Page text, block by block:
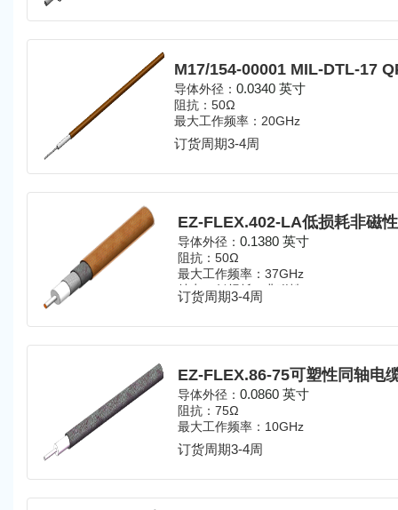
导体外径：0.0340 英寸
阻抗：50Ω
最大工作频率：20GHz
订货周期3-4周
EZ-FLEX.402-LA低损耗非磁
导体外径： 0.1380 英寸
阻抗：50Ω
最大工作频率：37GHz
特点：低损耗、非磁性
订货周期3-4周
EZ-FLEX.86-75可塑性同轴电
导体外径： 0.0860 英寸
阻抗：75Ω
最大工作频率：10GHz
订货周期3-4周